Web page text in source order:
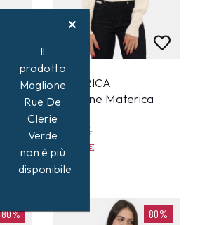
MATERICA
Maglione Materica
Panna
€
10,00
€
80% 80%
Il
prodotto
Maglione
Rue De
Clerie
Verde
non è più
disponibile